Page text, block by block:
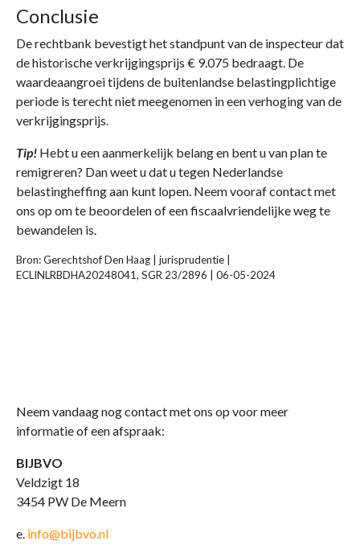
Conclusie
De rechtbank bevestigt het standpunt van de inspecteur dat
de historische verkrijgingsprijs € 9.075 bedraagt. De
waardeaangroei tijdens de buitenlandse belastingplichtige
periode is terecht niet meegenomen in een verhoging van de
verkrijgingsprijs.
Tip! Hebt u een aanmerkelijk belang en bent u van plan te
remigreren? Dan weet u dat u tegen Nederlandse
belastingheffing aan kunt lopen. Neem vooraf contact met
ons op om te beoordelen of een fiscaalvriendelijke weg te
bewandelen is.
Bron: Gerechtshof Den Haag | jurisprudentie |
ECLINLRBDHA20248041, SGR 23/2896 | 06-05-2024
Neem vandaag nog contact met ons op voor meer
informatie of een afspraak:
BIJBVO
Veldzigt 18
3454 PW De Meern
e. info@bijbvo.nl